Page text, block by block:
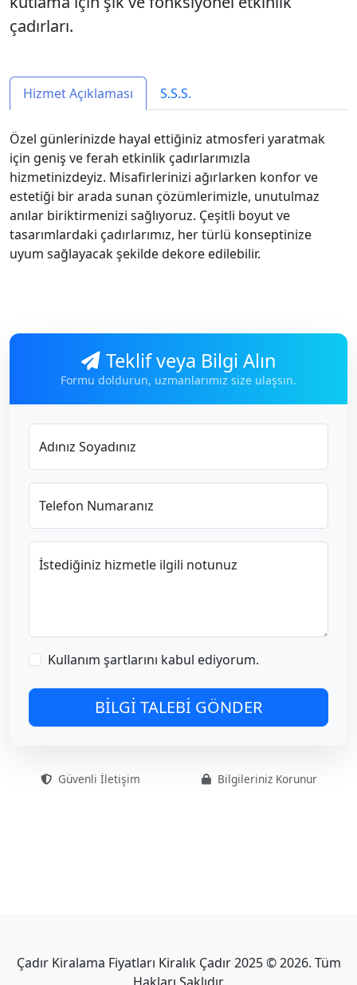
çadırları.
Hizmet Açıklaması S.S.S.
Özel günlerinizde hayal ettiğiniz atmosferi yaratmak
için geniş ve ferah etkinlik çadırlarımızla
hizmetinizdeyiz. Misafirlerinizi ağırlarken konfor ve
estetiği bir arada sunan çözümlerimizle, unutulmaz
anılar biriktirmenizi sağlıyoruz. Çeşitli boyut ve
tasarımlardaki çadırlarımız, her türlü konseptinize
uyum sağlayacak şekilde dekore edilebilir.
Teklif veya Bilgi Alın
Formu doldurun, uzmanlarımız size ulaşsın.
Adınız Soyadınız
Telefon Numaranız
İstediğiniz hizmetle ilgili notunuz
Kullanım şartlarını kabul ediyorum.
BİLGİ TALEBİ GÖNDER
Güvenli İletişim Bilgileriniz Korunur
Çadır Kiralama Fiyatları Kiralık Çadır 2025 © 2026. Tüm